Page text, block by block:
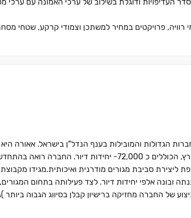
ייחודי ויצירתי המאפיין ומבליט את הפרויקטים. דגש
פרויקטים של התחדשות עירונית ברחבי הארץ, הכוללים כ
ליצירת סביבת מגורים מודרנית ואיכותית.מגידו
ובונה אלפי יחידות דיור. לצד פעילותה בתחום